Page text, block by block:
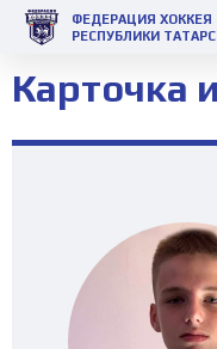
ФЕДЕРАЦИЯ ХОККЕЯ
РЕСПУБЛИКИ
Карточка